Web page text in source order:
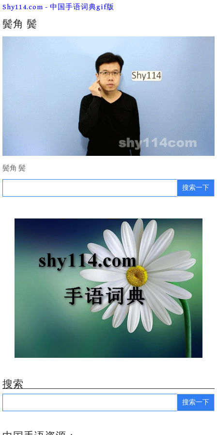
Skip
content
Shy114.com - 中国手语词典gif版
鬓角 鬓
鬓角 鬓
Search
搜索
Search